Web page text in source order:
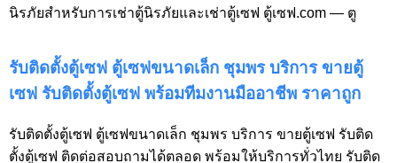
นิรภัยสำหรับการเช่าตู้นิรภัยและเช่าตู้เซฟ ตู้เซฟ.com — ตู
รับติดตั้งตู้เซฟ ตู้เซฟขนาดเล็ก ชุมพร บริการ ขายตู้
เซฟ รับติดตั้งตู้เซฟ พร้อมทีมงานมืออาชีพ ราคาถูก
รับติดตั้งตู้เซฟ ตู้เซฟขนาดเล็ก ชุมพร บริการ ขายตู้เซฟ รับติด
ตั้งตู้เซฟ ติดต่อสอบถามได้ตลอด พร้อมให้บริการทั่วไทย รับติด